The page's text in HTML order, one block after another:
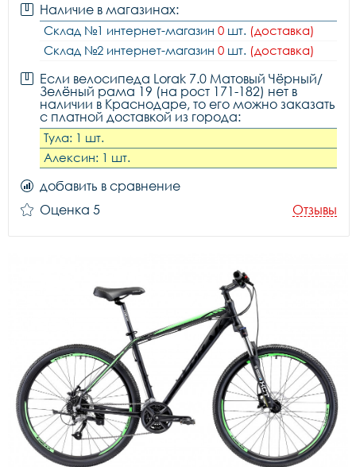
Наличие в магазинах:
Склад №1 интернет-магазин 0 шт. (доставка)
Склад №2 интернет-магазин 0 шт. (доставка)
Если велосипеда Lorak 7.0 Матовый Чёрный/
Зелёный рама 19 (на рост 171-182) нет в
наличии в Краснодаре, то его можно заказать
с платной доставкой из города:
Тула: 1 шт.
Алексин: 1 шт.
добавить в сравнение
Оценка 5
Отзывы